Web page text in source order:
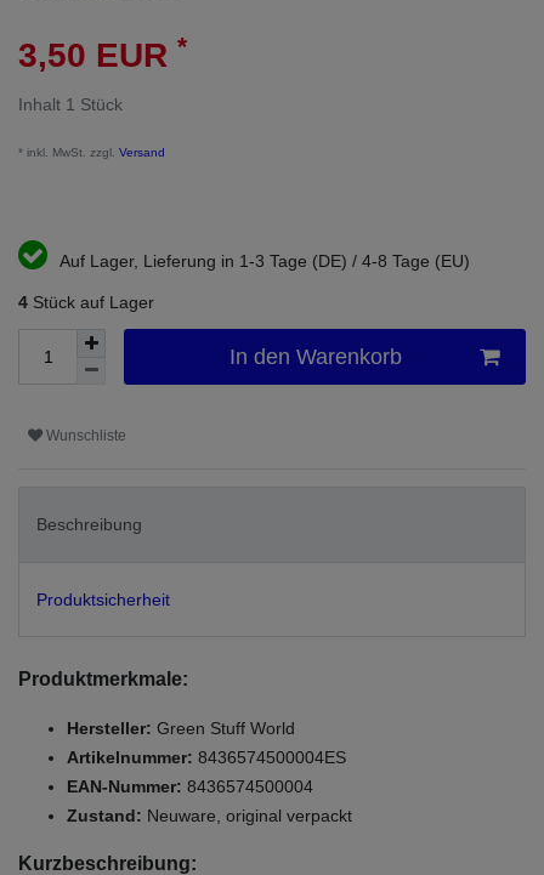
3,50 EUR *
Inhalt 1 Stück
* inkl. MwSt. zzgl. Versand
Auf Lager, Lieferung in 1-3 Tage (DE) / 4-8 Tage (EU)
4 Stück auf Lager
In den Warenkorb
Wunschliste
Beschreibung
Produktsicherheit
Produktmerkmale:
Hersteller: Green Stuff World
Artikelnummer: 8436574500004ES
EAN-Nummer: 8436574500004
Zustand: Neuware, original verpackt
Kurzbeschreibung: